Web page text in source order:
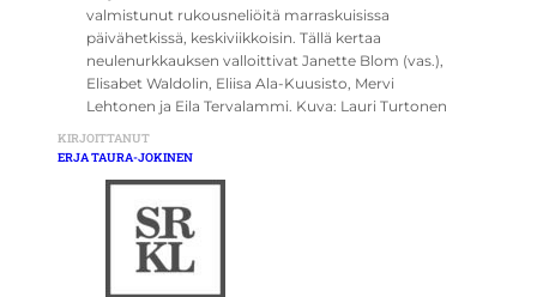
valmistunut rukousneliöitä marraskuisissa
päivähetkissä, keskiviikkoisin. Tällä kertaa
neulenurkkauksen valloittivat Janette Blom (vas.),
Elisabet Waldolin, Eliisa Ala-Kuusisto, Mervi
Lehtonen ja Eila Tervalammi. Kuva: Lauri Turtonen
KIRJOITTANUT
ERJA TAURA-JOKINEN